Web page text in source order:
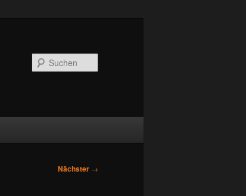
Nächster →